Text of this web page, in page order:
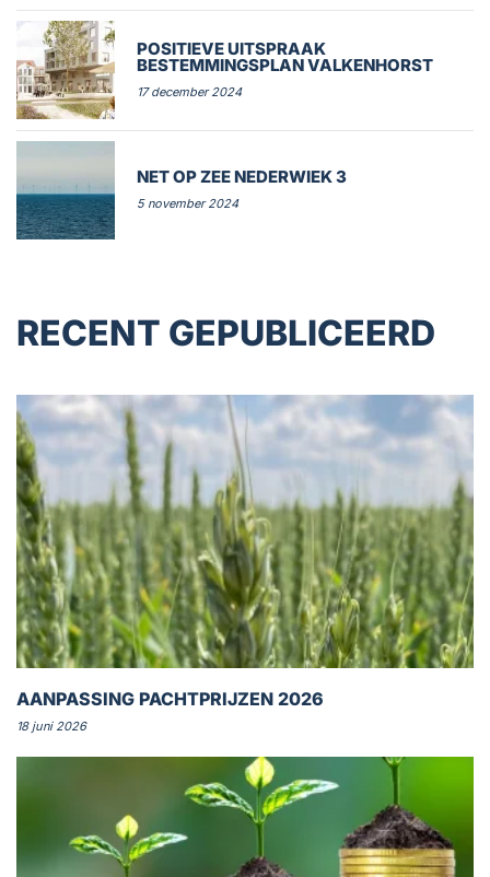
POSITIEVE UITSPRAAK
BESTEMMINGSPLAN VALKENHORST
17 december 2024
NET OP ZEE NEDERWIEK 3
5 november 2024
RECENT GEPUBLICEERD
AANPASSING PACHTPRIJZEN 2026
18 juni 2026